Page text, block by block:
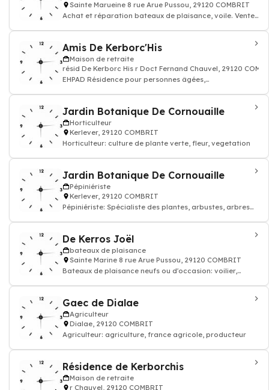
Sainte Marueine 8 rue Arue Pussou, 29120 COMBRIT
Achat et réparation bateaux de plaisance, voile. Vente
Amis De Kerborc'His
Maison de retraite
résid De Kerborc His r Doct Fernand Chauvel, 29120
EHPAD Résidence pour personnes âgées,
Jardin Botanique De Cornouaille
Horticulteur
Kerlever, 29120 COMBRIT
Horticulteur: culture de plante verte, fleur, vegetation
Jardin Botanique De Cornouaille
Pépiniériste
Kerlever, 29120 COMBRIT
Pépiniériste: Spécialiste des plantes, arbustes, arbres
De Kerros Joël
bateaux de plaisance
Sainte Marine 8 rue Arue Pussou, 29120 COMBRIT
Bateaux de plaisance neufs ou d'occasion: voilier,
Gaec de Dialae
Agriculteur
Dialae, 29120 COMBRIT
Agriculteur: agriculture, france agricole, producteur
Résidence de Kerborchis
Maison de retraite
r Chauvel, 29120 COMBRIT